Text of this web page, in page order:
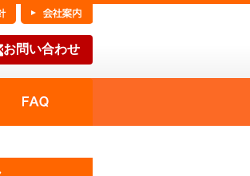
お問い合わせ
までの流れ